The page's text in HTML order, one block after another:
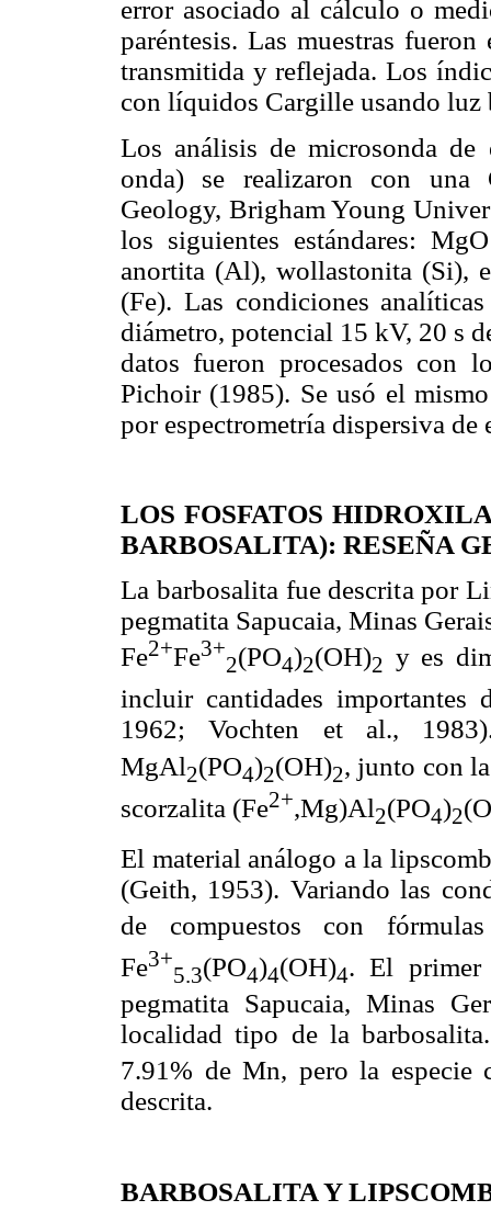
error asociado al cálculo o
paréntesis. Las muestras
transmitida y reflejada. Los
con líquidos Cargille usando luz
Los análisis de microsonda de
onda) se realizaron con una
Geology, Brigham Young
los siguientes estándares:
anortita (Al), wollastonita (Si),
(Fe). Las condiciones
diámetro, potencial 15 kV, 20 s
datos fueron procesados con
Pichoir (1985). Se usó el
por espectrometría dispersiva de
LOS FOSFATOS
BARBOSALITA): RESEÑA
La barbosalita fue descrita por
pegmatita Sapucaia, Minas
Fe2+Fe3+
2(PO4)2(OH)2 y es
incluir cantidades importantes
1962; Vochten et al.,
MgAl2(PO4)2(OH)2, junto con
scorzalita (Fe2+,Mg)Al2(PO4)2
El material análogo a la
(Geith, 1953). Variando las
de compuestos con
Fe3+
5.3(PO4)4(OH)4. El primer
pegmatita Sapucaia, Minas
localidad tipo de la
7.91% de Mn, pero la especie
descrita.
BARBOSALITA Y